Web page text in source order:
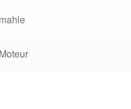
mahle
Moteur